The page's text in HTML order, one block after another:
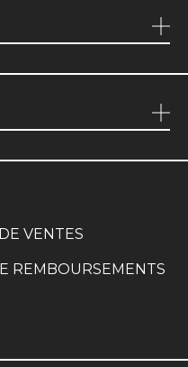
VENTES
REMBOURSEMENTS